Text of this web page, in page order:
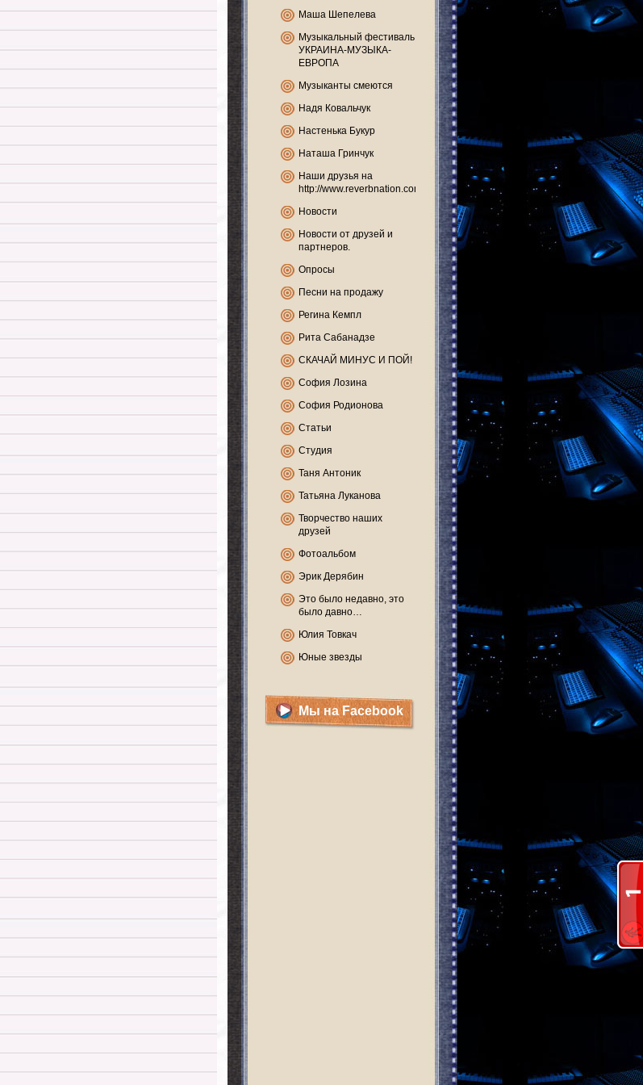
Маша Шепелева
Музыкальный фестиваль
УКРАИНА-МУЗЫКА-
ЕВРОПА
Музыканты смеются
Надя Ковальчук
Настенька Букур
Наташа Гринчук
Наши друзья на
http://www.reverbnation.com
Новости
Новости от друзей и
партнеров.
Опросы
Песни на продажу
Регина Кемпл
Рита Сабанадзе
СКАЧАЙ МИНУС И ПОЙ!
София Лозина
София Родионова
Статьи
Студия
Таня Антоник
Татьяна Луканова
Творчество наших
друзей
Фотоальбом
Эрик Дерябин
Это было недавно, это
было давно…
Юлия Товкач
Юные звезды
Мы на Facebook